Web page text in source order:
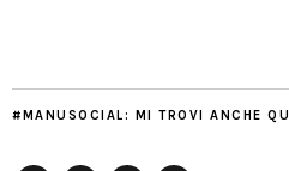
#MANUSOCIAL: MI TROVI ANCHE QUI